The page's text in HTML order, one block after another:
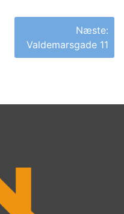
Næste:
Valdemarsgade 11